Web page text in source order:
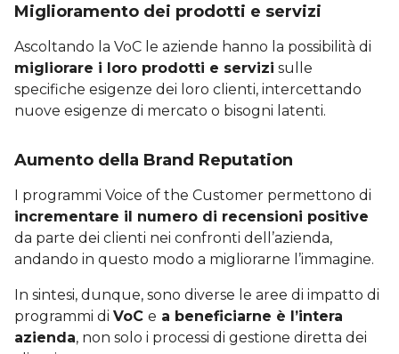
Miglioramento dei prodotti e servizi
Ascoltando la VoC le aziende hanno la possibilità di
migliorare i loro prodotti e servizi sulle
specifiche esigenze dei loro clienti, intercettando
nuove esigenze di mercato o bisogni latenti.
Aumento della Brand Reputation
I programmi Voice of the Customer permettono di
incrementare il numero di recensioni positive
da parte dei clienti nei confronti dell’azienda,
andando in questo modo a migliorarne l’immagine.
In sintesi, dunque, sono diverse le aree di impatto di
programmi di VoC e a beneficiarne è l’intera
azienda, non solo i processi di gestione diretta dei